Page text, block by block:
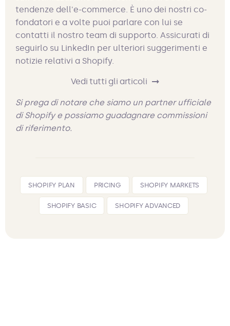
tendenze dell'e-commerce. È uno dei nostri co-
fondatori e a volte puoi parlare con lui se
contatti il nostro team di supporto. Assicurati di
seguirlo su LinkedIn per ulteriori suggerimenti e
notizie relativi a Shopify.
Vedi tutti gli articoli
Si prega di notare che siamo un partner ufficiale
di Shopify e possiamo guadagnare commissioni
di riferimento.
SHOPIFY PLAN PRICING SHOPIFY MARKETS
SHOPIFY BASIC SHOPIFY ADVANCED